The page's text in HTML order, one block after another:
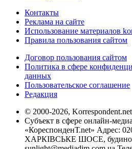
Контакты
Реклама на сайте
Использование материалов
Правила пользования сайтом
Договор пользования сайтом
Политика в сфере
данных
Пользовательское соглашение
Редакция
© 2000-2026, Korrespondent.net
Субъект в сфере онлайн-
«КореспонденТ.net» Адрес:
ХАРКІВСЬКЕ ШОСЕ, будинок